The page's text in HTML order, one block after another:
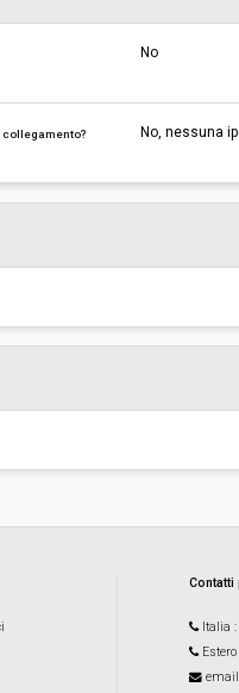
No
collegamento? No, nessuna
Italia
Estero
email